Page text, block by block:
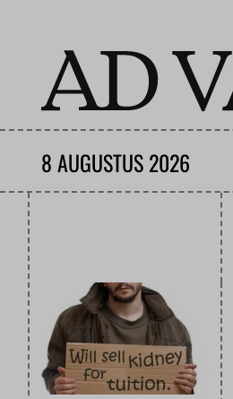
8 AUGUSTUS 2026